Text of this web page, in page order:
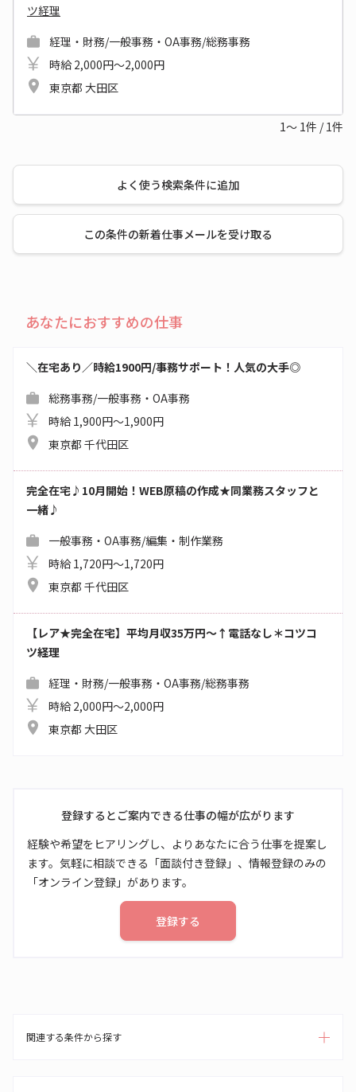
ツ経理
経理・財務/一般事務・OA事務/総務事務
時給 2,000円～2,000円
東京都 大田区
1～ 1件 / 1件
よく使う検索条件に追加
この条件の新着仕事メールを受け取る
あなたにおすすめの仕事
＼在宅あり／時給1900円/事務サポート！人気の大手◎
総務事務/一般事務・OA事務
時給 1,900円～1,900円
東京都 千代田区
完全在宅♪10月開始！WEB原稿の作成★同業務スタッフと
一緒♪
一般事務・OA事務/編集・制作業務
時給 1,720円～1,720円
東京都 千代田区
【レア★完全在宅】平均月収35万円～↑電話なし＊コツコ
ツ経理
経理・財務/一般事務・OA事務/総務事務
時給 2,000円～2,000円
東京都 大田区
登録するとご案内できる仕事の幅が広がります
経験や希望をヒアリングし、よりあなたに合う仕事を提案し
ます。気軽に相談できる「面談付き登録」、情報登録のみの
「オンライン登録」があります。
登録する
関連する条件から探す